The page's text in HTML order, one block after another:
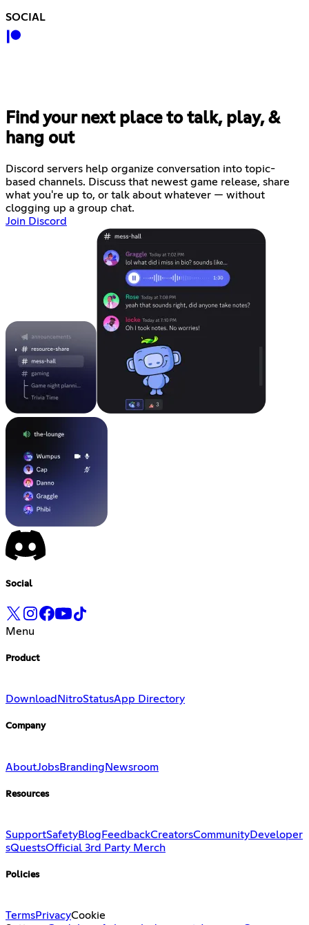
SOCIAL
Find your next place to talk, play, &
hang out
Discord servers help organize conversation into topic-
based channels. Discuss that newest game release, share
what you're up to, or talk about whatever — without
clogging up a group chat.
Join Discord
Social
Menu
Product
Download NitroStatusApp Directory
Company
AboutJobsBranding Newsroom
Resources
SupportSafetyBlog FeedbackCreatorsCommunityDeveloper
sQuestsOfficial 3rd Party Merch
Policies
TermsPrivacyCookie